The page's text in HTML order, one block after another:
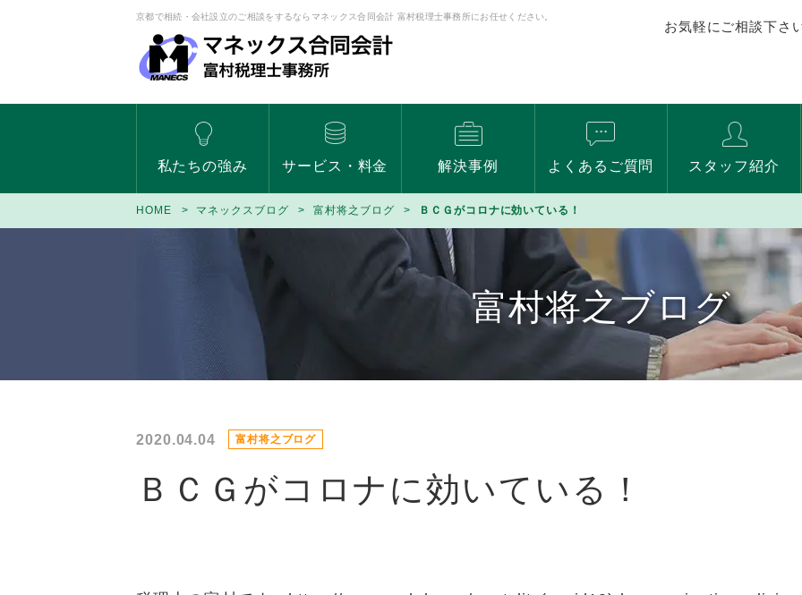
京都で相続・会社設立のご相談をするならマネックス合同会計 富村税理士事務所にお任せください。
お気軽にご相談下さ
私たちの強み サービス・料金 解決事例 よくあるご質問 スタッフ紹介
HOME マネックスブログ 富村将之ブログ ＢＣＧがコロナに効いている！
富村将之ブログ
2020.04.04 富村将之ブログ
ＢＣＧがコロナに効いている！